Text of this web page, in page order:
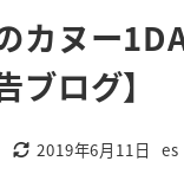
カヌー
ブログ】
更新日2019年6月11日
著
es